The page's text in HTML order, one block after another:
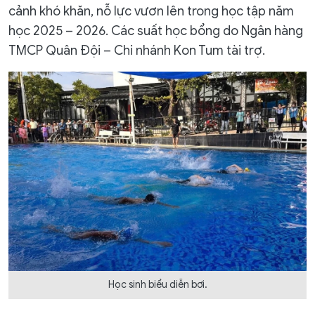
cảnh khó khăn, nỗ lực vươn lên trong học tập năm
học 2025 – 2026. Các suất học bổng do Ngân hàng
TMCP Quân Đội – Chi nhánh Kon Tum tài trợ.
Học sinh biểu diễn bơi.